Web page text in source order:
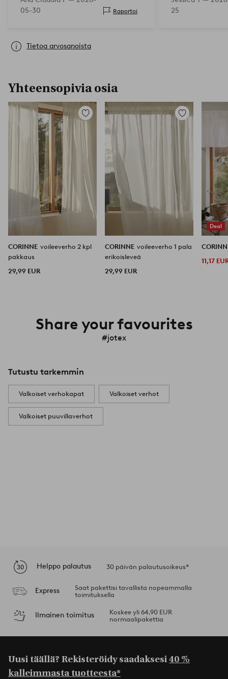
05-30
Raportoi
mielellään!
25
Tietoa arvosanoista
Yhteensopivia osia
Lisää
suosikkeihin
CORINNE voileeverho 2 kpl
pakkaus
29,99 EUR
Lisää
CORINNE voileeverho 1 pala
erikoisleveä
29,99 EUR
Deal
11,17
Share your favourites
#jotex
Tutustu tarkemmin
Valkoiset verhokapat Valkoiset verhot
Valkoiset puuvillaverhot
Helppo palautus 30 päivän palautusoikeus*
Express
Saat pakettisi tavallista nopeammalla
toimituksella
Ilmainen toimitus
Koskee yli 64,90 EUR
normaalipakettia
Uusi täällä? Rekisteröidy saadaksesi40 %
kalleimmasta tuotteesta*